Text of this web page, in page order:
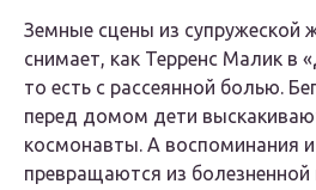
Земные сцены из супружеской
снимает, как Терренс Малик в
то есть с рассеянной болью.
перед домом дети
космонавты. А воспоминания
превращаются из болезненной